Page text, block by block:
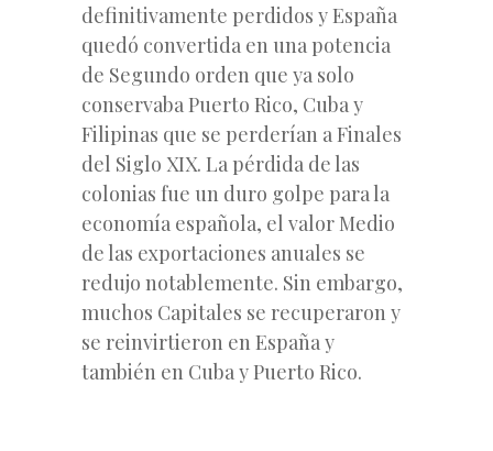
definitivamente perdidos y España
quedó convertida en una potencia
de Segundo orden que ya solo
conservaba Puerto Rico, Cuba y
Filipinas que se perderían a Finales
del Siglo XIX. La pérdida de las
colonias fue un duro golpe para la
economía española, el valor Medio
de las exportaciones anuales se
redujo notablemente. Sin embargo,
muchos Capitales se recuperaron y
se reinvirtieron en España y
también en Cuba y Puerto Rico.